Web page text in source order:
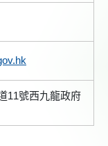
11號西九龍政府